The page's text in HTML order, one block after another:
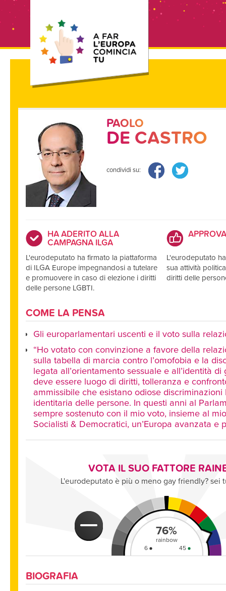
PAOLO
DE CASTRO
condividi su:
HA ADERITO ALLA
CAMPAGNA ILGA
L'eurodeputato ha firmato la piattaforma
di ILGA Europe impegnandosi a tutelare
e promuovere in caso di elezione i diritti
delle persone LGBTI.
L'eurodeputato
sua attività
diritti delle
COME LA PENSA
Gli europarlamentari uscenti e il voto sulla
“Ho votato con convinzione a favore della
sulla tabella di marcia contro l’omofobia e la
legata all’orientamento sessuale e all’identità di
deve essere luogo di diritti, tolleranza e
ammissibile che esistano odiose
identitaria delle persone. In questi anni al
sempre sostenuto con il mio voto, insieme al
Socialisti & Democratici, un’Europa avanzata e
VOTA IL SUO FATTORE
L'eurodeputato è più o meno gay friendly? sei
76%
rainbow
6
45
CONDIVIDI SU FACEBOOK
BIOGRAFIA